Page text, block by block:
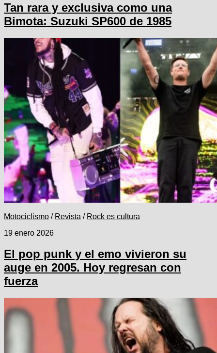
Tan rara y exclusiva como una
Bimota: Suzuki SP600 de 1985
Motociclismo / Revista / Rock es cultura
19 enero 2026
El pop punk y el emo vivieron su
auge en 2005. Hoy regresan con
fuerza